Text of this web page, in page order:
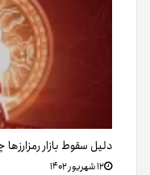
دلیل سقوط بازار رمزارزها
۱۲ شهریور ۱۴۰۲